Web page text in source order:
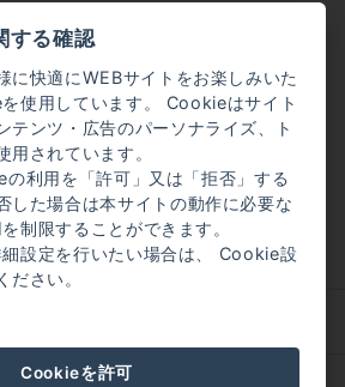
する確認
に快適にWEBサイトをお楽しみいた
使用しています。 Cookieはサイト
テンツ・広告のパーソナライズ、ト
用されています。
利用を「許可」又は「拒否」する
した場合は本サイトの動作に必要な
制限することができます。
設定を行いたい場合は、 Cookie設
ださい。
Cookieを許可